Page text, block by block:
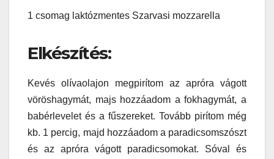
1 csomag laktózmentes Szarvasi mozzarella
Elkészítés:
Kevés olívaolajon megpirítom az apróra vágott
vöröshagymát, majs hozzáadom a fokhagymát, a
babérlevelet és a fűszereket. Tovább pirítom még
kb. 1 percig, majd hozzáadom a paradicsomszószt
és az apróra vágott paradicsomokat. Sóval és